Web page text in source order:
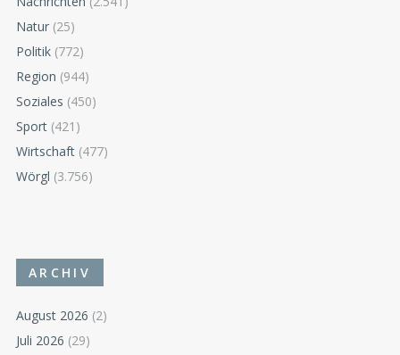
Natur (25)
Politik (772)
Region (944)
Soziales (450)
Sport (421)
Wirtschaft (477)
Wörgl (3.756)
ARCHIV
August 2026 (2)
Juli 2026 (29)